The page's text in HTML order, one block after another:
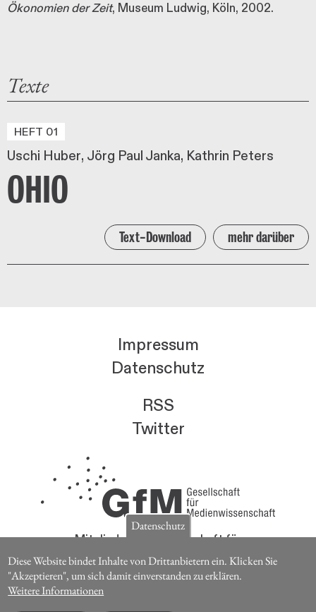
Ökonomien der Zeit, Museum Ludwig, Köln, 2002.
Texte
HEFT 01
Uschi Huber Jörg Paul Janka Kathrin Peters
OHIO
Text-Download mehr darüber
Impressum
Datenschutz
RSS
Twitter
Mitglieder der Gesellschaft für
Medienwissenschaft erhalten die Zeitschrift für
Medienwissenschaft kostenlos.
Datenschutz
Diese Website bindet Inhalte von Drittanbietern ein. Klicken Sie
"Akzeptieren", um sich damit einverstanden zu erklären.
Weitere Informationen